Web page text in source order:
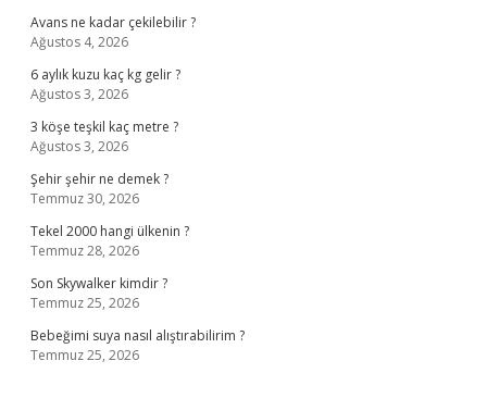
Avans ne kadar çekilebilir ?
Ağustos 4, 2026
6 aylık kuzu kaç kg gelir ?
Ağustos 3, 2026
3 köşe teşkil kaç metre ?
Ağustos 3, 2026
Şehir şehir ne demek ?
Temmuz 30, 2026
Tekel 2000 hangi ülkenin ?
Temmuz 28, 2026
Son Skywalker kimdir ?
Temmuz 25, 2026
Bebeğimi suya nasıl alıştırabilirim ?
Temmuz 25, 2026